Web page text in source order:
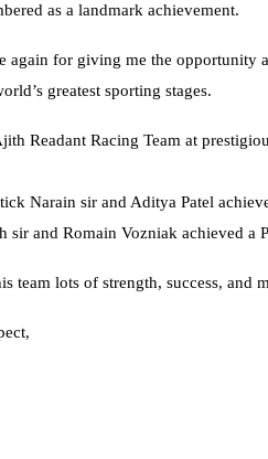
as a landmark achievement.
again for giving me the opportunity
greatest sporting stages.
Readant Racing Team at
Narain sir and Aditya Patel
sir and Romain Vozniak achieved a
team lots of strength, success, and